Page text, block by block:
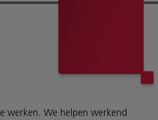
werken. We helpen werkend